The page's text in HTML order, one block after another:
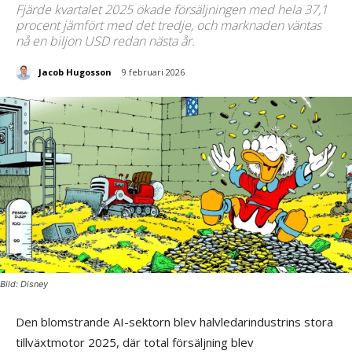
Fjärde kvartalet 2025 ökade försäljningen med hela 37,1
procent jämfört med det tredje, och marknaden väntas
nå en biljon USD redan nästa år.
Jacob Hugosson 9 februari 2026
Bild: Disney
Den blomstrande AI-sektorn blev halvledarindustrins stora
tillväxtmotor 2025, där total försäljning blev